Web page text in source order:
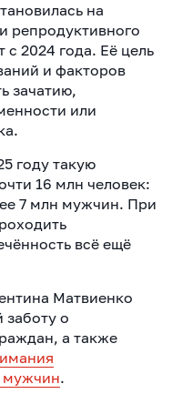
на
репродуктивного
с 2024 года. Её цель
и факторов
зачатию,
или
году такую
16 млн человек:
7 млн мужчин. При
всё ещё
Матвиенко
заботу о
а также
мужчин.